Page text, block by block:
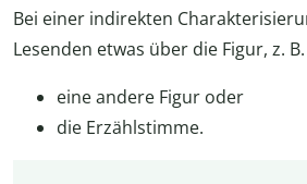
Bei einer indirekten
Lesenden etwas über die Figur, z.
eine andere Figur oder
die Erzählstimme.